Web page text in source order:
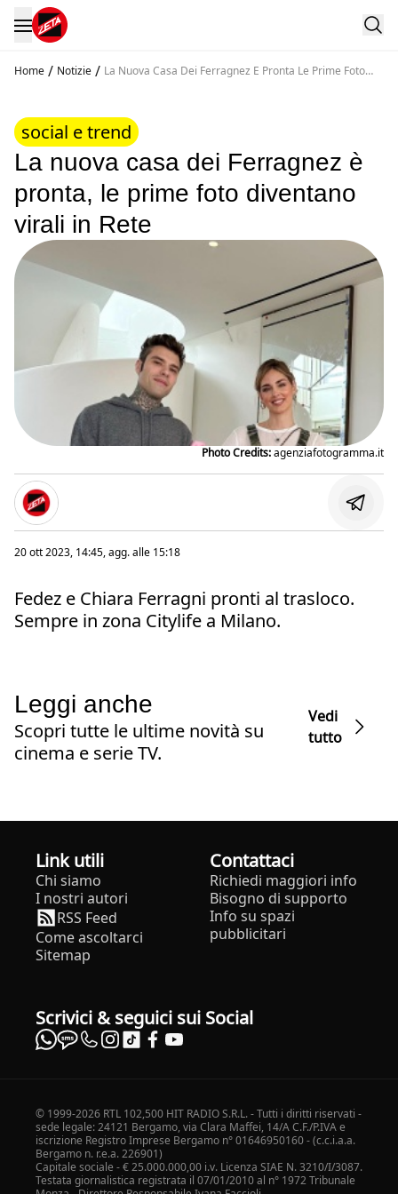
Home / Notizie / La Nuova Casa Dei Ferragnez E Pronta Le Prime Foto
social e trend
La nuova casa dei Ferragnez è
pronta, le prime foto diventano
virali in Rete
Photo Credits:agenziafotogramma.it
20 ott 2023, 14:45, agg. alle 15:18
Fedez e Chiara Ferragni pronti al trasloco.
Sempre in zona Citylife a Milano.
Leggi anche
Scopri tutte le ultime novità su
cinema e serie TV.
Vedi
tutto
Link utili
Chi siamo
I nostri autori
RSS Feed
Come ascoltarci
Sitemap
Contattaci
Richiedi maggiori info
Bisogno di supporto
Info su spazi
pubblicitari
Scrivici & seguici sui Social
© 1999-2026 RTL 102,500 HIT RADIO S.R.L. - Tutti i diritti riservati -
sede legale: 24121 Bergamo, via Clara Maffei, 14/A C.F./P.IVA e
iscrizione Registro Imprese Bergamo n° 01646950160 - (c.c.i.a.a.
Bergamo n. r.e.a. 226901)
Capitale sociale - € 25.000.000,00 i.v. Licenza SIAE N. 3210/I/3087.
Testata giornalistica registrata il 07/01/2010 al n° 1972 Tribunale